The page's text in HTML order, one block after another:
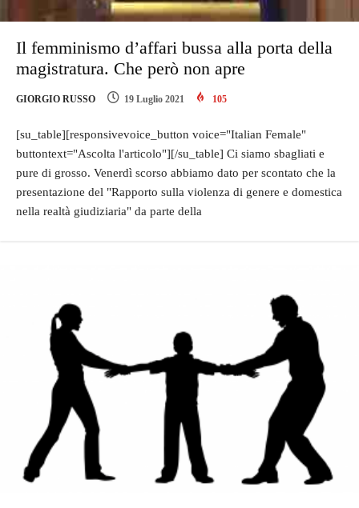
Il femminismo d’affari bussa alla porta della
magistratura. Che però non apre
GIORGIO RUSSO 19 Luglio 2021 105
[su_table][responsivevoice_button voice="Italian Female"
buttontext="Ascolta l'articolo"][/su_table] Ci siamo sbagliati e
pure di grosso. Venerdì scorso abbiamo dato per scontato che la
presentazione del "Rapporto sulla violenza di genere e domestica
nella realtà giudiziaria" da parte della